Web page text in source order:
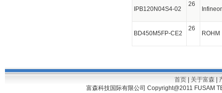
IPB120N04S4-02
26
BD450M5FP-CE2
26
首页 关于富森
富森科技国际有限公司 Copyright@2011 FUSAM